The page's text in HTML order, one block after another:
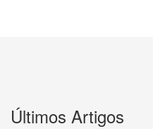
Últimos Artigos